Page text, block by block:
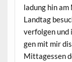
ladung hin
Land­tag
ver­fol­gen und
gen mit mir
Mit­tagessen